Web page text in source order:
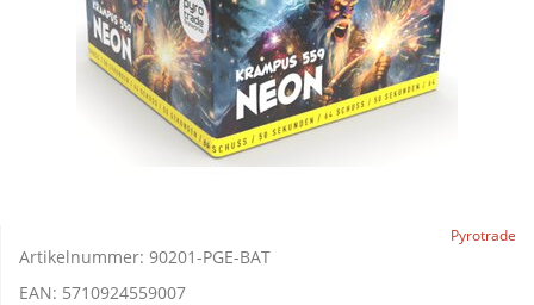
Pyrotrade
Artikelnummer: 90201-PGE-BAT
EAN: 5710924559007